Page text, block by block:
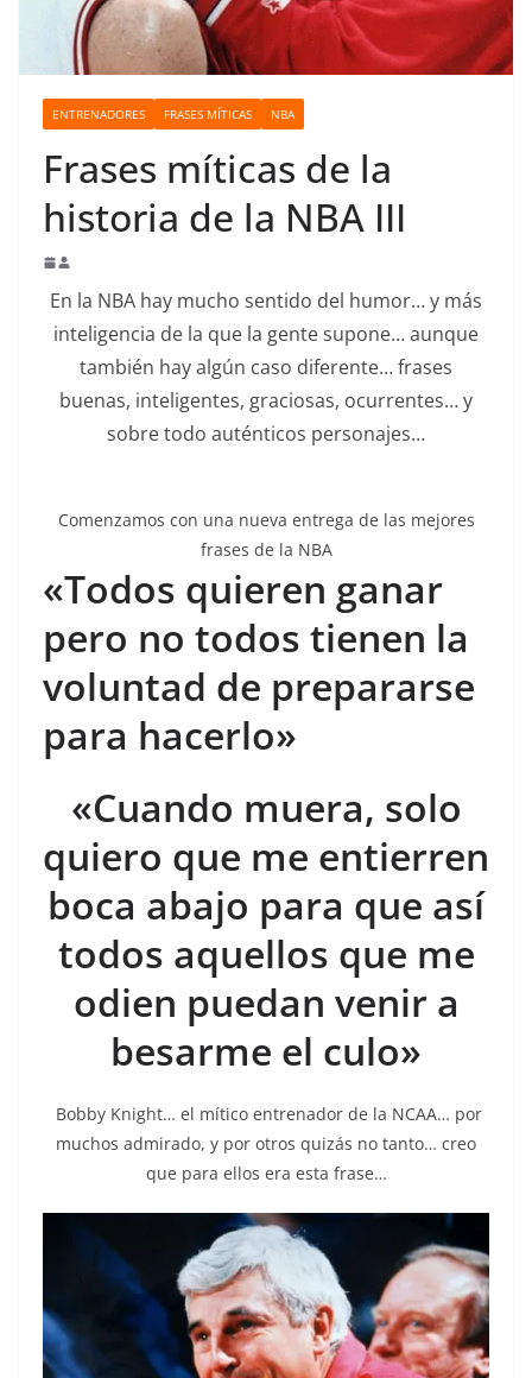
ENTRENADORES FRASES MÍTICAS NBA
Frases míticas de la
historia de la NBA III
En la NBA hay mucho sentido del humor… y más
inteligencia de la que la gente supone… aunque
también hay algún caso diferente… frases
buenas, inteligentes, graciosas, ocurrentes… y
sobre todo auténticos personajes…
Comenzamos con una nueva entrega de las mejores
frases de la NBA
«Todos quieren ganar
pero no todos tienen la
voluntad de prepararse
para hacerlo»
«Cuando muera, solo
quiero que me entierren
boca abajo para que así
todos aquellos que me
odien puedan venir a
besarme el culo»
Bobby Knight… el mítico entrenador de la NCAA… por
muchos admirado, y por otros quizás no tanto… creo
que para ellos era esta frase…